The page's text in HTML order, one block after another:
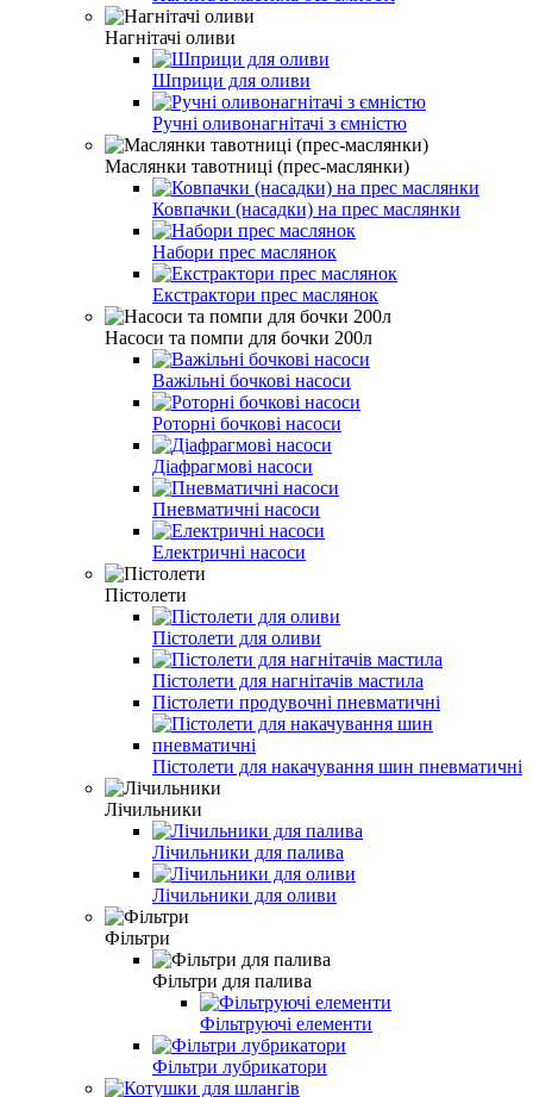
Нагнітачі оливи
Шприци для оливи
Ручні оливонагнітачі з ємністю
Маслянки тавотниці (прес-маслянки)
Ковпачки (насадки) на прес маслянки
Набори прес маслянок
Екстрактори прес маслянок
Насоси та помпи для бочки 200л
Важільні бочкові насоси
Роторні бочкові насоси
Діафрагмові насоси
Пневматичні насоси
Електричні насоси
Пістолети
Пістолети для оливи
Пістолети для нагнітачів мастила
Пістолети продувочні пневматичні
Пістолети для накачування шин пневматичні
Лічильники
Лічильники для палива
Лічильники для оливи
Фільтри
Фільтри для палива
Фільтруючі елементи
Фільтри лубрикатори